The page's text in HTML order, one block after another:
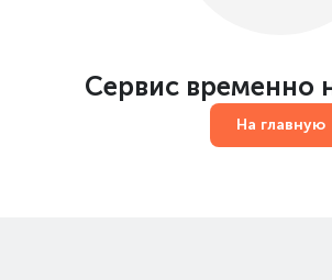
Сервис временно
На главную